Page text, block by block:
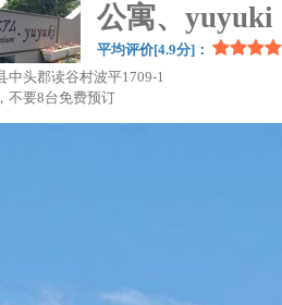
公寓、yuyuki
平均评价[4.9分]：
中头郡读谷村波平1709-1
不要8台免费预订